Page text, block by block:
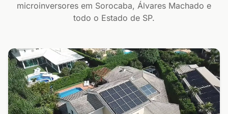
microinversores em Sorocaba, Álvares Machado e
todo o Estado de SP.